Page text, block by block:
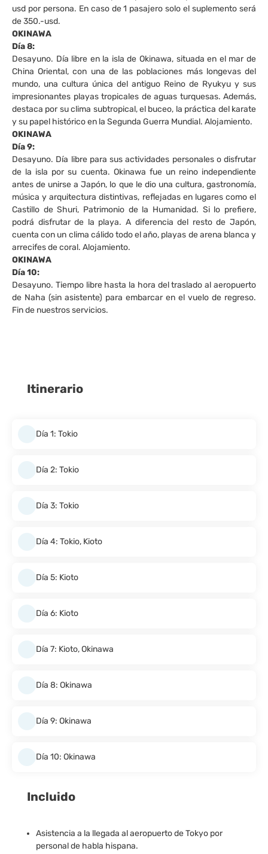
usd por persona. En caso de 1 pasajero solo el suplemento será
de 350.-usd.
OKINAWA
Día 8:
Desayuno. Día libre en la isla de Okinawa, situada en el mar de
China Oriental, con una de las poblaciones más longevas del
mundo, una cultura única del antiguo Reino de Ryukyu y sus
impresionantes playas tropicales de aguas turquesas. Además,
destaca por su clima subtropical, el buceo, la práctica del karate
y su papel histórico en la Segunda Guerra Mundial. Alojamiento.
OKINAWA
Día 9:
Desayuno. Día libre para sus actividades personales o disfrutar
de la isla por su cuenta. Okinawa fue un reino independiente
antes de unirse a Japón, lo que le dio una cultura, gastronomía,
música y arquitectura distintivas, reflejadas en lugares como el
Castillo de Shuri, Patrimonio de la Humanidad. Si lo prefiere,
podrá disfrutar de la playa. A diferencia del resto de Japón,
cuenta con un clima cálido todo el año, playas de arena blanca y
arrecifes de coral. Alojamiento.
OKINAWA
Día 10:
Desayuno. Tiempo libre hasta la hora del traslado al aeropuerto
de Naha (sin asistente) para embarcar en el vuelo de regreso.
Fin de nuestros servicios.
Itinerario
Día 1: Tokio
Día 2: Tokio
Día 3: Tokio
Día 4: Tokio, Kioto
Día 5: Kioto
Día 6: Kioto
Día 7: Kioto, Okinawa
Día 8: Okinawa
Día 9: Okinawa
Día 10: Okinawa
Incluido
Asistencia a la llegada al aeropuerto de Tokyo por
personal de habla hispana.